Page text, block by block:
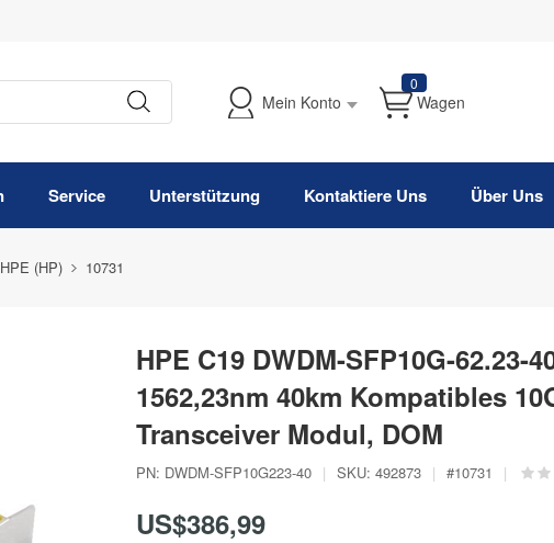
Mein Konto
0
Wagen
Service Unterstützung Kontaktiere Uns Über Uns
HPE (HP) 10731
HPE C19 DWDM-SFP10G-62.23-
1562,23nm 40km Kompatibles
Transceiver Modul, DOM
PN: DWDM-SFP10G223-40 | SKU: 492873 | #10731 |
US$386,99